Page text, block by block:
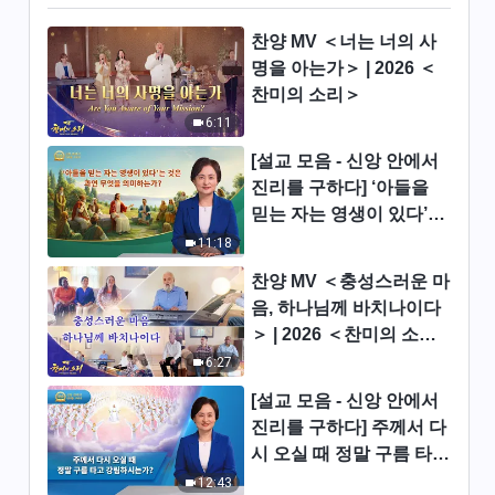
4:23
찬양 댄스 ＜하나님을 따르면 우
리의 앞길은 더욱 밝게 빛나네＞
3:25
찬양 댄스 ＜하나님을 사랑하는
자 인정받네＞
4:21
찬양 댄스 ＜가슴속 하나님 향한
사랑 노래해＞
4:16
찬양 댄스 ＜전능하신 하나님,
이제 우리에게 당신이 계시네＞
찬양 댄스 ＜형제자매 하나님 찬
6:11
찬양 MV ＜너는 너의 사
명을 아는가＞ | 2026 ＜
찬미의 소리＞
11:18
[설교 모음 - 신앙 안에서
진리를 구하다] ‘아들을
믿는 자는 영생이 있다’는
6:27
찬양 MV ＜충성스러운 마
음, 하나님께 바치나이다
＞ | 2026 ＜찬미의 소리
12:43
[설교 모음 - 신앙 안에서
진리를 구하다] 주께서 다
시 오실 때 정말 구름 타고